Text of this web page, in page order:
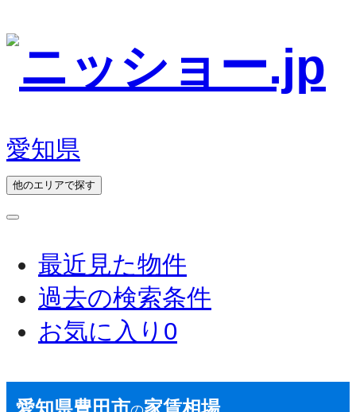
愛知県
他のエリアで探す
最近見た物件
過去の検索条件
お気に入り 0
愛知県豊田市 家賃相場